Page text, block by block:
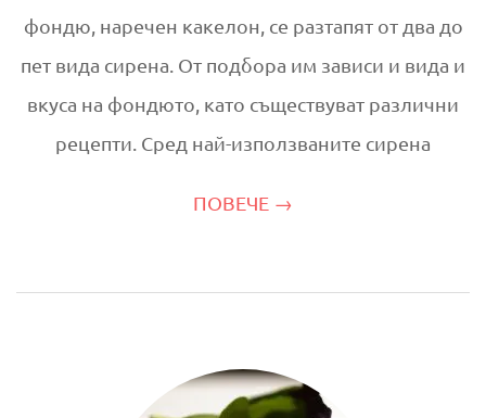
фондю, наречен какелон, се разтапят от два до
пет вида сирена. От подбора им зависи и вида и
вкуса на фондюто, като съществуват различни
рецепти. Сред най-използваните сирена
ПОВЕЧЕ →